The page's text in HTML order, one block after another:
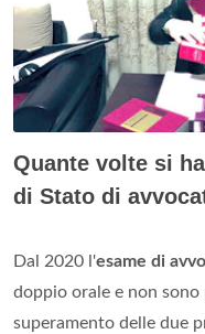
Quante volte si
di Stato di
Dal 2020 l'esame di
doppio orale e non
superamento delle due